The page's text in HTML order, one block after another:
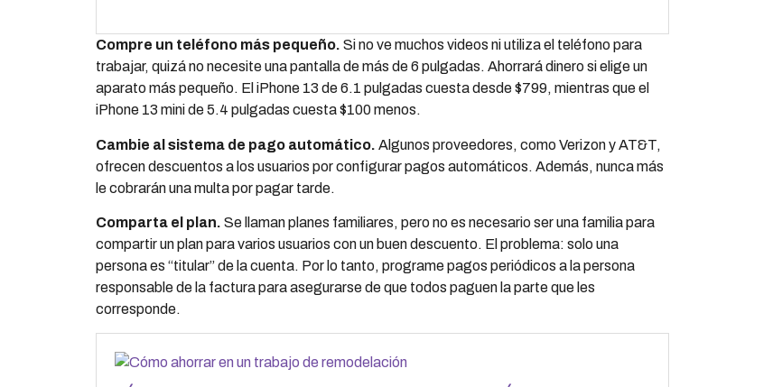
Compre un tel éfono más pequeño. Si no ve muchos videos ni utiliza el teléfono para
trabajar, quizá no necesite una pantalla de más de 6 pulgadas. Ahorrará dinero si elige un
aparato más pequeño. El iPhone 13 de 6.1 pulgadas cuesta desde $799, mientras que el
iPhone 13 mini de 5.4 pulgadas cuesta $100 menos.
Cambie al sistema de pago automático. Algunos proveedores, como Verizon y AT&T,
ofrecen descuentos a los usuarios por configurar pagos automáticos. Además, nunca más
le cobrarán una multa por pagar tarde.
Comparta el plan. Se llaman planes familiares, pero no es necesario ser una familia para
compartir un plan para varios usuarios con un buen descuento. El problema: solo una
persona es “titular” de la cuenta. Por lo tanto, programe pagos periódicos a la persona
responsable de la factura para asegurarse de que todos paguen la parte que les
corresponde.